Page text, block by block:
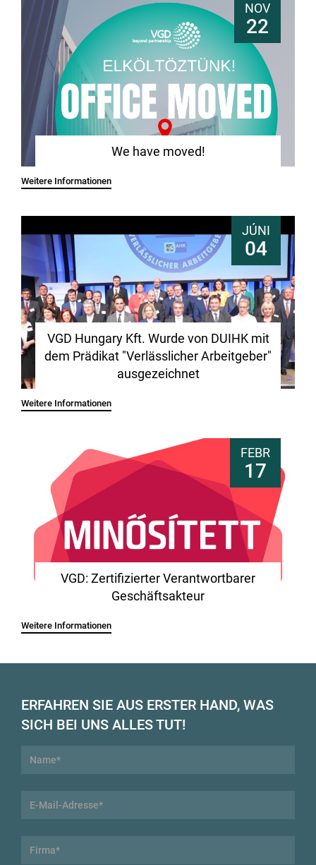
NOV
22
We have moved!
Weitere Informationen
JÚNI
04
VGD Hungary Kft. Wurde von DUIHK mit
dem Prädikat "Verlässlicher Arbeitgeber"
ausgezeichnet
Weitere Informationen
FEBR
17
VGD: Zertifizierter Verantwortbarer
Geschäftsakteur
Weitere Informationen
ERFAHREN SIE AUS ERSTER HAND, WAS
SICH BEI UNS ALLES TUT!